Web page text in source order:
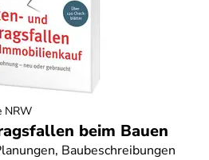
beim Bauen
Baubeschreibungen
NRW